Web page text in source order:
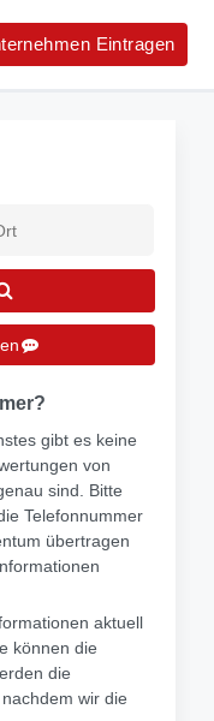
Eintragen
gibt es keine
von
sind. Bitte
Telefonnummer
übertragen
aktuell
können die
die
wir die